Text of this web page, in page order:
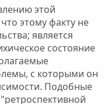
этой
этому факту не
является
состояние
с которыми он
Подобные